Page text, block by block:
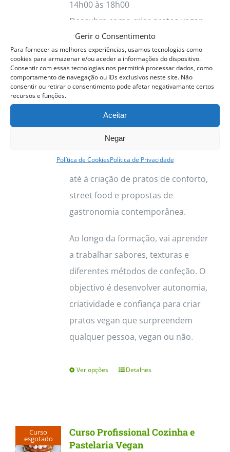
Gerir o Consentimento
Para fornecer as melhores experiências, usamos tecnologias como
cookies para armazenar e/ou aceder a informações do dispositivo.
Consentir com essas tecnologias nos permitirá processar dados, como
comportamento de navegação ou IDs exclusivos neste site. Não
consentir ou retirar o consentimento pode afetar negativamante certos
recursos e funções.
Aceitar
Negar
Política de CookiesPolítica de Privacidade
14h00 às 18h00
Descubra como criar pratos vegan
completos, equilibrados e cheios de
sabor, através de técnicas que pode
aplicar tanto em casa como numa
cozinha profissional.
Este curso apresenta uma
abordagem prática à cozinha vegetal,
desde a preparação dos ingredientes
e o domínio das proteínas vegetais
até à criação de pratos de conforto,
street food e propostas de
gastronomia contemporânea.
Ao longo da formação, vai aprender
a trabalhar sabores, texturas e
diferentes métodos de confeção. O
objectivo é desenvolver autonomia,
criatividade e confiança para criar
pratos vegan que surpreendem
qualquer pessoa, vegan ou não.
Ver opções
This
variants.
Detalhes
Curso
esgotado
Curso Profissional Cozinha e
Pastelaria Vegan